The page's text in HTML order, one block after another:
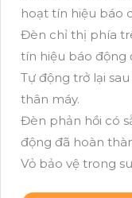
hoạt tín hiệu báo
Đèn chỉ thị phía
tín hiệu báo động
Tự động trở lại
thân máy.
Đèn phản hồi có
động đã hoàn
Vỏ bảo vệ trong